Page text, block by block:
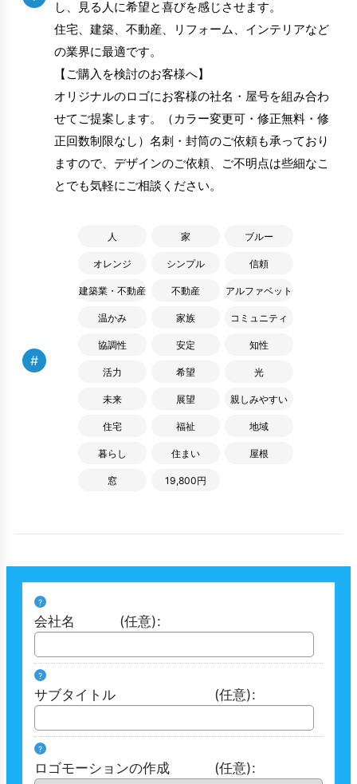
し、見る人に希望と喜びを感じさせます。
住宅、建築、不動産、リフォーム、インテリアなど
の業界に最適です。
【ご購入を検討のお客様へ】
オリジナルのロゴにお客様の社名・屋号を組み合わ
せてご提案します。（カラー変更可・修正無料・修
正回数制限なし）名刺・封筒のご依頼も承っており
ますので、デザインのご依頼、ご不明点は些細なこ
とでも気軽にご相談ください。
#
人 家 ブルー
オレンジ シンプル 信頼
建築業・不動産 不動産 アルファベット
温かみ 家族 コミュニティ
協調性 安定 知性
活力 希望 光
未来 展望 親しみやすい
住宅 福祉 地域
暮らし 住まい 屋根
窓 19,800円
?
会社名 (任意):
?
サブタイトル (任意):
?
ロゴモーションの作成 (任意):